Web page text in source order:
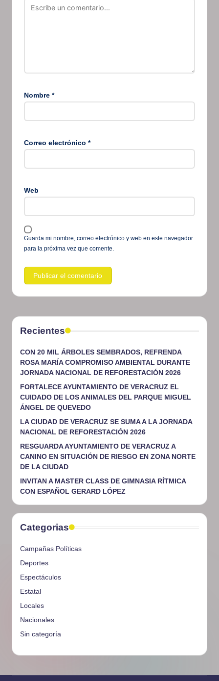
Nombre *
Correo electrónico *
Web
Guarda mi nombre, correo electrónico y web en este navegador
para la próxima vez que comente.
Recientes
CON 20 MIL ÁRBOLES SEMBRADOS, REFRENDA
ROSA MARÍA COMPROMISO AMBIENTAL DURANTE
JORNADA NACIONAL DE REFORESTACIÓN 2026
FORTALECE AYUNTAMIENTO DE VERACRUZ EL
CUIDADO DE LOS ANIMALES DEL PARQUE MIGUEL
ÁNGEL DE QUEVEDO
LA CIUDAD DE VERACRUZ SE SUMA A LA JORNADA
NACIONAL DE REFORESTACIÓN 2026
RESGUARDA AYUNTAMIENTO DE VERACRUZ A
CANINO EN SITUACIÓN DE RIESGO EN ZONA NORTE
DE LA CIUDAD
INVITAN A MASTER CLASS DE GIMNASIA RÍTMICA
CON ESPAÑOL GERARD LÓPEZ
Categorias
Campañas Políticas
Deportes
Espectáculos
Estatal
Locales
Nacionales
Sin categoría